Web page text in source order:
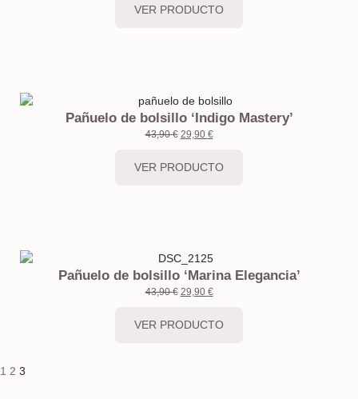
VER PRODUCTO
Pañuelo de bolsillo ‘Indigo Mastery’
43,90€ 29,90 €
VER PRODUCTO
Pañuelo de bolsillo ‘Marina Elegancia’
43,90€ 29,90 €
VER PRODUCTO
1 2 3